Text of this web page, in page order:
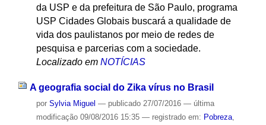
da USP e da prefeitura de São Paulo, programa
USP Cidades Globais buscará a qualidade de
vida dos paulistanos por meio de redes de
pesquisa e parcerias com a sociedade.
Localizado em NOTÍCIAS
A geografia social do Zika vírus no Brasil
por Sylvia Miguel — publicado27/07/2016 — última
modificação09/08/2016 15:35 — registrado em: Pobreza,